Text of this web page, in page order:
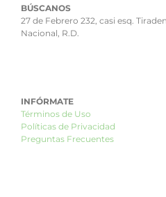
BÚSCANOS
27 de Febrero 232, casi esq.
Nacional, R.D.
INFÓRMATE
Términos de Uso
Políticas de Privacidad
Preguntas Frecuentes